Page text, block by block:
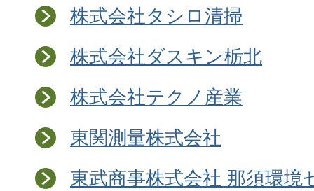
株式会社タシロ清掃
株式会社ダスキン栃北
株式会社テクノ産業
東関測量株式会社
東武商事株式会社 那須環境